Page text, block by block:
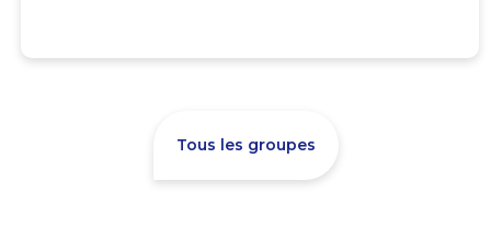
Tous les groupes